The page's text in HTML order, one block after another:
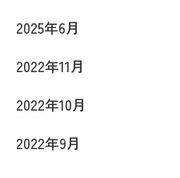
2025年6月
2022年11月
2022年10月
2022年9月